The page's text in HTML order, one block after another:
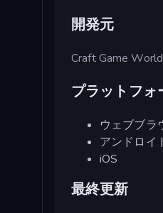
開発元
Craft Game
プラットフォ
ウェブブラ
アンドロイ
iOS
最終更新